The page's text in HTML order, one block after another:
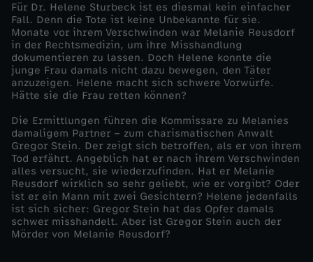
a
c
h
e
d
e
r
Für Dr. Helene Sturbeck ist es diesmal kein einfacher
Fall. Denn die Tote ist keine Unbekannte für sie.
Monate vor ihrem Verschwinden war Melanie Reusdorf
in der Rechtsmedizin, um ihre Misshandlung
dokumentieren zu lassen. Doch Helene konnte die
junge Frau damals nicht dazu bewegen, den Täter
anzuzeigen. Helene macht sich schwere Vorwürfe.
Hätte sie die Frau retten können?
Die Ermittlungen führen die Kommissare zu Melanies
damaligem Partner – zum charismatischen Anwalt
Gregor Stein. Der zeigt sich betroffen, als er von ihrem
Tod erfährt. Angeblich hat er nach ihrem Verschwinden
alles versucht, sie wiederzufinden. Hat er Melanie
Reusdorf wirklich so sehr geliebt, wie er vorgibt? Oder
ist er ein Mann mit zwei Gesichtern? Helene jedenfalls
ist sich sicher: Gregor Stein hat das Opfer damals
schwer misshandelt. Aber ist Gregor Stein auch der
Mörder von Melanie Reusdorf?